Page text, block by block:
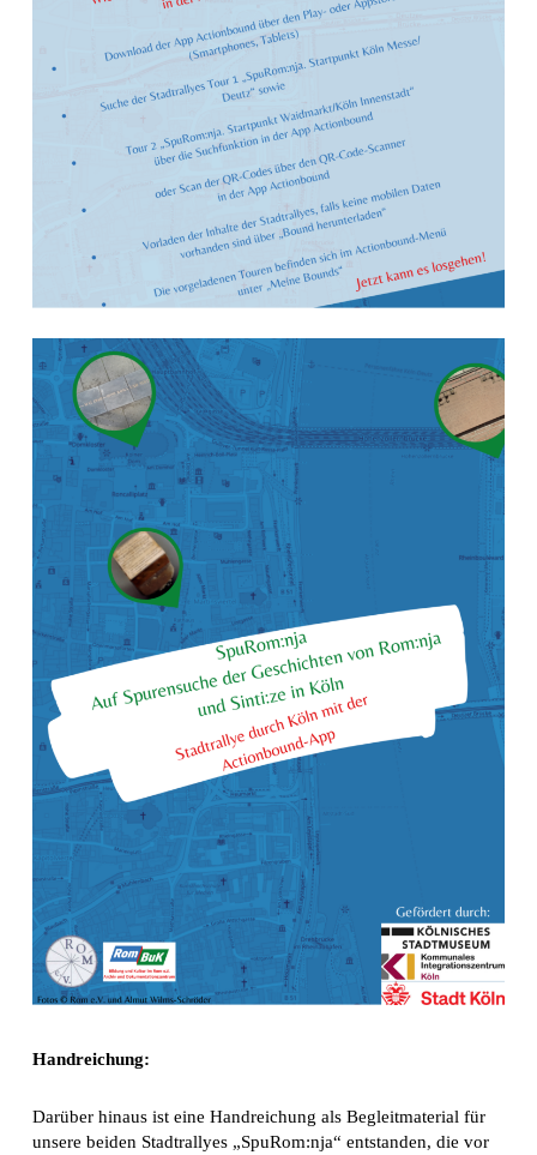
Handreichung:
Darüber hinaus ist eine Handreichung als Begleitmaterial für
unsere beiden Stadtrallyes „SpuRom:nja“ entstanden, die vor